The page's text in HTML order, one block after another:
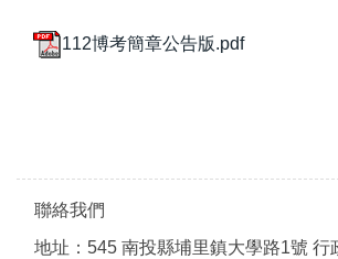
112博考簡章公告版.pdf
聯絡我們
地址：545 南投縣埔里鎮大學路1號 行